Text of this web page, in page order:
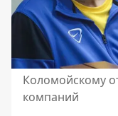
Коломойскому
компаний